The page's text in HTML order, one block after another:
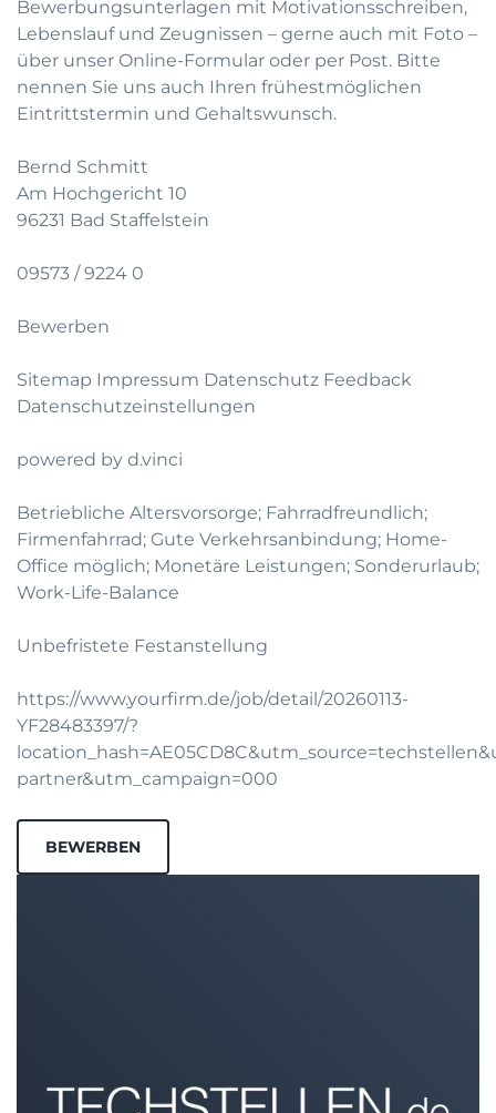
Bewerbungsunterlagen mit Motivationsschreiben,
Lebenslauf und Zeugnissen – gerne auch mit Foto –
über unser Online-Formular oder per Post. Bitte
nennen Sie uns auch Ihren frühestmöglichen
Eintrittstermin und Gehaltswunsch.
Bernd Schmitt
Am Hochgericht 10
96231 Bad Staffelstein
09573 / 9224 0
Bewerben
Sitemap Impressum Datenschutz Feedback
Datenschutzeinstellungen
powered by d.vinci
Betriebliche Altersvorsorge; Fahrradfreundlich;
Firmenfahrrad; Gute Verkehrsanbindung; Home-
Office möglich; Monetäre Leistungen; Sonderurlaub;
Work-Life-Balance
Unbefristete Festanstellung
https://www.yourfirm.de/job/detail/20260113-
YF28483397/?
partner&utm_campaign=000
BEWERBEN